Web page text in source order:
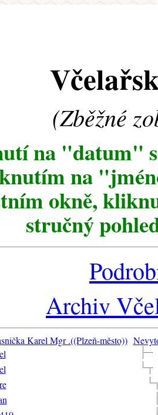
(Zběžné
na "datum"
na
okně,
stručný
Archiv
Karel Mgr .((Plzeň-město))